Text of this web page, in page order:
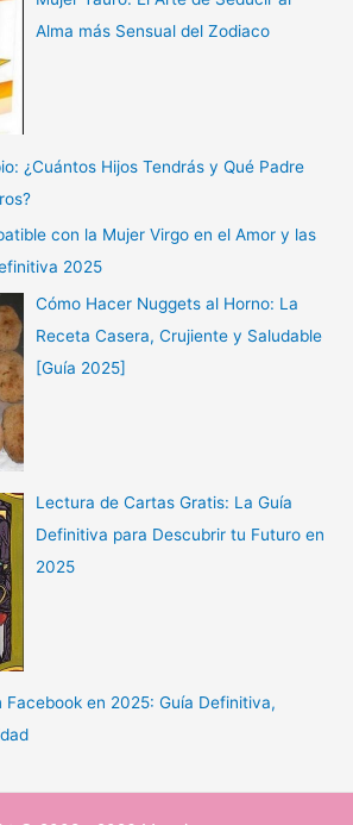
Alma más Sensual del Zodiaco
¿Cuántos Hijos Tendrás y Qué Padre
con la Mujer Virgo en el Amor y las
2025
Cómo Hacer Nuggets al Horno: La
Receta Casera, Crujiente y Saludable
[Guía 2025]
Lectura de Cartas Gratis: La Guía
Definitiva para Descubrir tu Futuro en
2025
Facebook en 2025: Guía Definitiva,